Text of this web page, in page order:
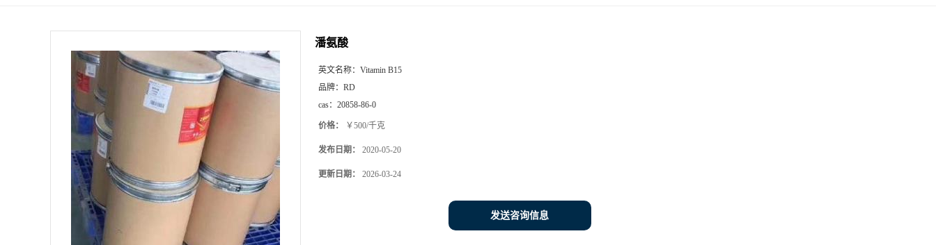
潘氨酸
英文名称： Vitamin B15
品牌： RD
cas： 20858-86-0
价格： ￥500/千克
发布日期： 2020-05-20
更新日期： 2026-03-24
发送咨询信息